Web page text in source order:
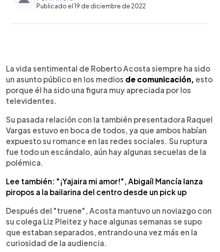
Publicado el 19 de diciembre de 2022
Escuchar artículo
La vida sentimental de Roberto Acosta siempre ha sido
un asunto público en los medios de comunicación, esto
porque él ha sido una figura muy apreciada por los
televidentes.
Su pasada relación con la también presentadora Raquel
Vargas estuvo en boca de todos, ya que ambos habían
expuesto su romance en las redes sociales. Su ruptura
fue todo un escándalo, aún hay algunas secuelas de la
polémica.
Lee también: "¡Yajaira mi amor!", Abigaíl Mancía lanza
piropos a la bailarina del centro desde un pick up
Después del "truene", Acosta mantuvo un noviazgo con
su colega Liz Pleitez y hace algunas semanas se supo
que estaban separados, entrando una vez más en la
curiosidad de la audiencia.